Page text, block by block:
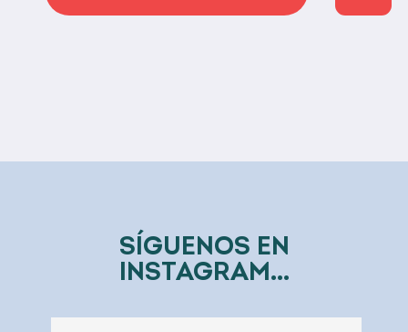
SÍGUENOS EN
INSTAGRAM...